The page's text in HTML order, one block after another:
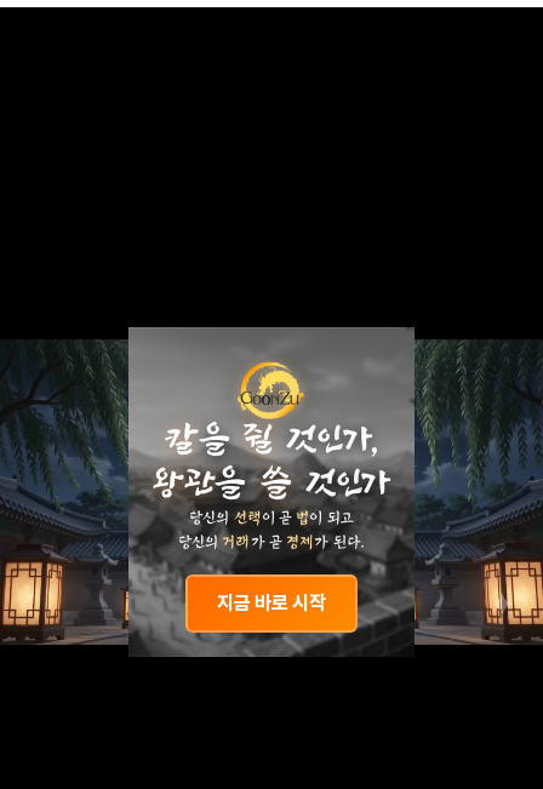
칼을 쥘 것인가,
왕관을 쓸 것인가
당신의 선택이 곧 법이 되고
당신의 거래 가 곧 경제가 된다.
지금 바로 시작